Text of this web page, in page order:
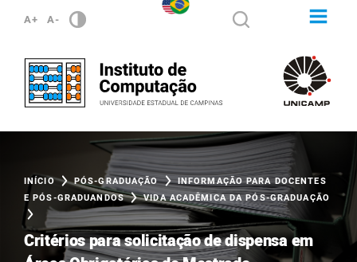
A+ A-
INÍCIO PÓS-GRADUAÇÃO
INFORMAÇÃO PARA DOCENTES
E PÓS-GRADUANDOS
VIDA ACADÊMICA DA PÓS-GRADUAÇÃO
Critérios para solicitação de dispensa em